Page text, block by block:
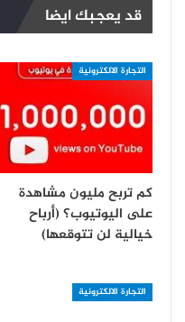
قد يعجبك ايضا
التجارة الالكترونية
كم تربح مليون مشاهدة
على اليوتيوب؟ (أرباح
خيالية لن تتوقعها)
التجارة الالكترونية